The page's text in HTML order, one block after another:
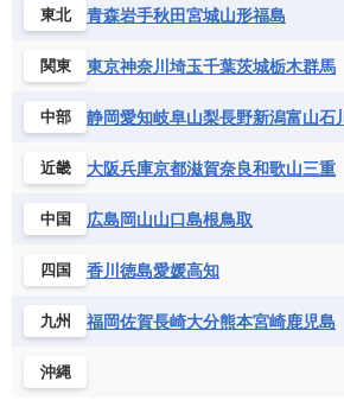
東北 青森岩手秋田宮城山形福島
関東 東京神奈川 埼玉千葉茨城栃木群馬
中部 静岡愛知岐阜山梨長野新潟富山石川
近畿 大阪兵庫京都滋賀奈良和歌山三重
中国 広島岡山山口島根鳥取
四国 香川 徳島愛媛高知
九州 福岡佐賀長崎大分熊本宮崎鹿児島
沖縄